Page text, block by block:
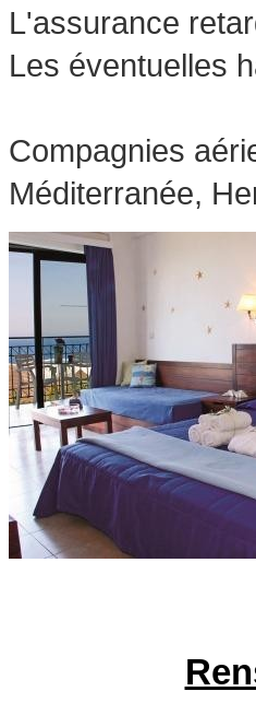
L'assurance
Les éventuelles
Compagnies
Méditerranée,